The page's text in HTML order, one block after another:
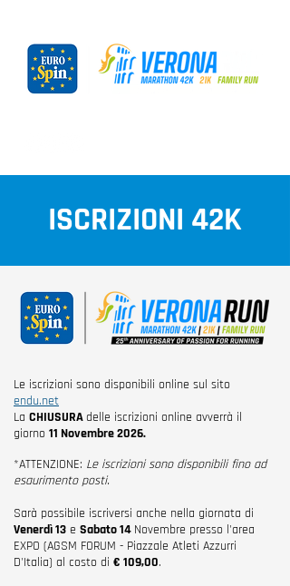
ISCRIZIONI 42K
Le iscrizioni sono disponibili online sul sito
endu.net
​​​La CHIUSURA delle iscrizioni online avverrà il
giorno 11 Novembre 2026.
*ATTENZIONE: Le iscrizioni sono disponibili fino ad
esaurimento posti.
Sarà possibile iscriversi anche nella giornata di
Venerdì 13 e Sabato 14 Novembre presso l'area
EXPO (AGSM FORUM - Piazzale Atleti Azzurri
D'Italia) al costo di € 109,00.